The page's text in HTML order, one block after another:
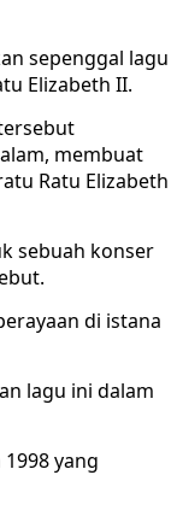
sepenggal lagu
Elizabeth II.
membuat
Ratu Elizabeth
sebuah konser
di istana
lagu ini dalam
yang